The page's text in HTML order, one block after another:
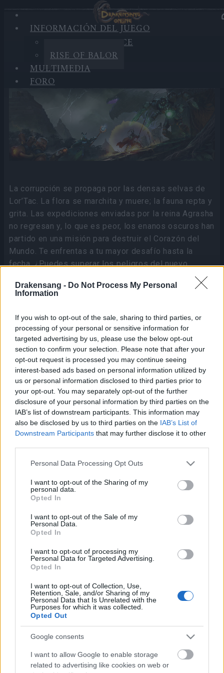
Drakensang - Do Not Process My Personal
Information
If you wish to opt-out of the sale, sharing to third parties, or
processing of your personal or sensitive information for
targeted advertising by us, please use the below opt-out
section to confirm your selection. Please note that after your
opt-out request is processed you may continue seeing
interest-based ads based on personal information utilized by
us or personal information disclosed to third parties prior to
your opt-out. You may separately opt-out of the further
disclosure of your personal information by third parties on the
IAB’s list of downstream participants. This information may
also be disclosed by us to third parties on the IAB’s List of
Downstream Participants that may further disclose it to other
Please note that this website/app uses one or more Google
not limited to your visit or usage behaviour. You may click to
grant or deny consent to Google and its third-party tags to
use your data for below specified purposes in below Google
consent section.
Personal Data Processing Opt Outs
I want to opt-out of the Sharing of my
personal data.
Opted In
I want to opt-out of the Sale of my
Personal Data.
Opted In
I want to opt-out of processing my
Personal Data for Targeted Advertising.
Opted In
I want to opt-out of Collection, Use,
Retention, Sale, and/or Sharing of my
Personal Data that Is Unrelated with the
Purposes for which it was collected.
Opted Out
Google consents
I want to allow Google to enable storage
related to advertising like cookies on web or
INFORMACIÓN DEL JUEGO
SANDS OF MALICE
RISE OF BALOR
MULTIMEDIA
FORO
INFORMACIÓN DEL
JUEGO
Rise of Balor
La corrupción se propaga por las densas selvas de
Lor’Tac. La flora se marchita y muere; la fauna repta y
grita. Las expediciones enviadas por la reina Agrasha
no regresan y, lo que es peor, los enanos oscuros han
partido en una misión para destruir el Corazón del
Mundo. Te enfrentas a tu mayor desafío hasta la
fecha. ¿Puedes superar los peligros del nuevo
Las selvas de Lor’Tac son un lugar peligroso.
improbables entre templos perdidos y asfixiantes
enredaderas. Sigue los pasos de una aventurera
legendaria y resuelve el misterio de su desaparición.
Enfréntate a nuevos jefes y enemigos, pero ten
cuidado con los campeones. Estos temibles
enemigos son más fuertes gracias a hechizos
aleatorios que también pueden fortalecer a sus
aliados. ¡Tendrás que sacar el máximo partido de tus
nuevas habilidades para sobrevivir!
Vayas solo o en grupo, Lor’Tac supone un enorme
desafío, pero las recompensas merecen la pena.
nuevas monturas; si sales con vida de la jungla, serás